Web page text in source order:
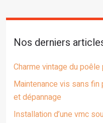
Nos derniers
Charme vintage du
Maintenance vis sans
et dépannage
Installation d’une vmc